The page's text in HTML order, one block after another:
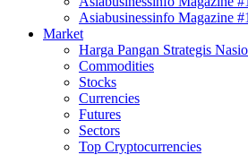
Asiabusinessinfo Magazine
Market
Harga Pangan Strategis
Commodities
Stocks
Currencies
Futures
Sectors
Top Cryptocurrencies